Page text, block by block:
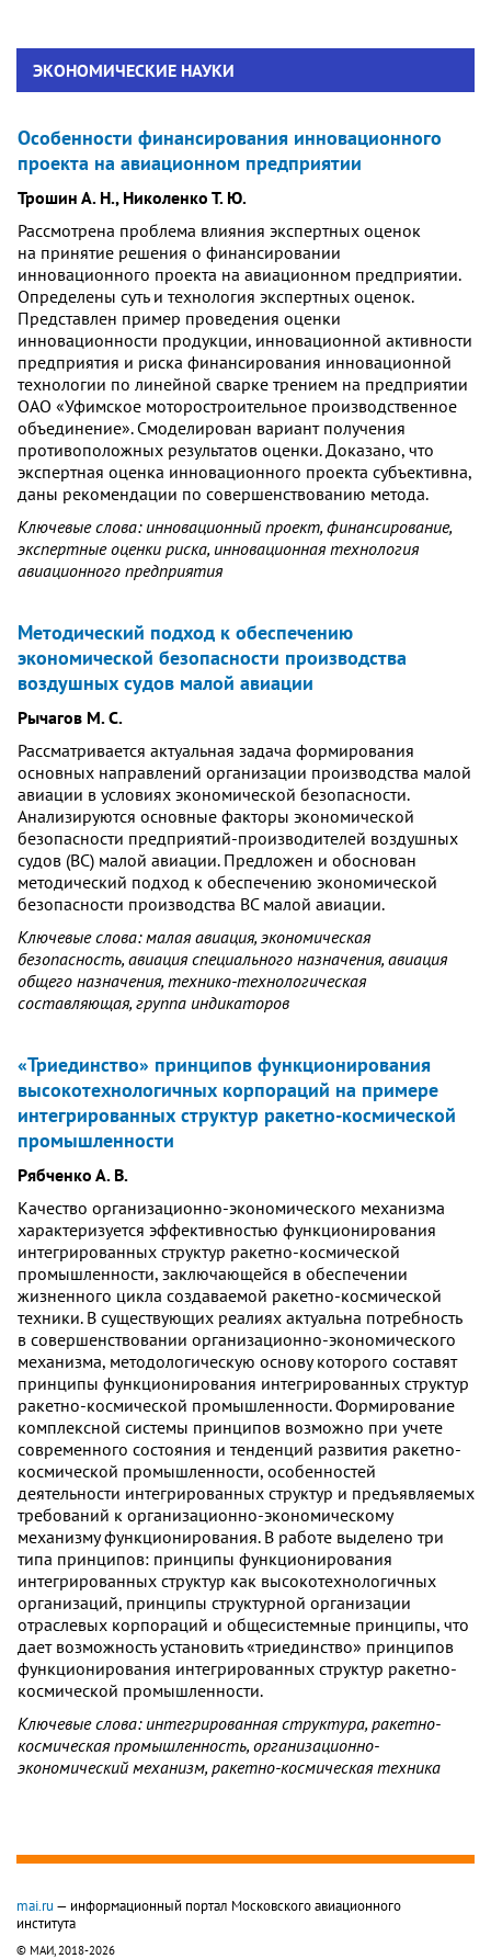
ЭКОНОМИЧЕСКИЕ НАУКИ
Особенности финансирования инновационного
проекта на авиационном предприятии
Трошин А. Н., Николенко Т. Ю.
Рассмотрена проблема влияния экспертных оценок
на принятие решения о финансировании
инновационного проекта на авиационном предприятии.
Определены суть и технология экспертных оценок.
Представлен пример проведения оценки
инновационности продукции, инновационной активности
предприятия и риска финансирования инновационной
технологии по линейной сварке трением на предприятии
ОАО «Уфимское моторостроительное производственное
объединение». Смоделирован вариант получения
противоположных результатов оценки. Доказано, что
экспертная оценка инновационного проекта субъективна,
даны рекомендации по совершенствованию метода.
Ключевые слова: инновационный проект, финансирование,
экспертные оценки риска, инновационная технология
авиационного предприятия
Методический подход к обеспечению
экономической безопасности производства
воздушных судов малой авиации
Рычагов М. С.
Рассматривается актуальная задача формирования
основных направлений организации производства малой
авиации в условиях экономической безопасности.
Анализируются основные факторы экономической
безопасности предприятий-производителей воздушных
судов (ВС) малой авиации. Предложен и обоснован
методический подход к обеспечению экономической
безопасности производства ВС малой авиации.
Ключевые слова: малая авиация, экономическая
безопасность, авиация специального назначения, авиация
общего назначения, технико-технологическая
составляющая, группа индикаторов
«Триединство» принципов функционирования
высокотехнологичных корпораций на примере
интегрированных структур ракетно-космической
промышленности
Рябченко А. В.
Качество организационно-экономического механизма
характеризуется эффективностью функционирования
интегрированных структур ракетно-космической
промышленности, заключающейся в обеспечении
жизненного цикла создаваемой ракетно-космической
техники. В существующих реалиях актуальна потребность
в совершенствовании организационно-экономического
механизма, методологическую основу которого составят
принципы функционирования интегрированных структур
ракетно-космической промышленности. Формирование
комплексной системы принципов возможно при учете
современного состояния и тенденций развития ракетно-
космической промышленности, особенностей
деятельности интегрированных структур и предъявляемых
требований к организационно-экономическому
механизму функционирования. В работе выделено три
типа принципов: принципы функционирования
интегрированных структур как высокотехнологичных
организаций, принципы структурной организации
отраслевых корпораций и общесистемные принципы, что
дает возможность установить «триединство» принципов
функционирования интегрированных структур ракетно-
космической промышленности.
Ключевые слова: интегрированная структура, ракетно-
космическая промышленность, организационно-
экономический механизм, ракетно-космическая техника
mai.ru — информационный портал Московского авиационного
института
© МАИ, 2018-2026